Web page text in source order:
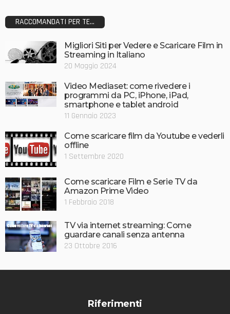
RACCOMANDATI PER TE...
Migliori Siti per Vedere e Scaricare Film in
Streaming in Italiano
20 Maggio 2024
Video Mediaset: come rivedere i
programmi da PC, iPhone, iPad,
smartphone e tablet android
11 Gennaio 2023
Come scaricare film da Youtube e vederli
offline
1 Settembre 2020
Come scaricare Film e Serie TV da
Amazon Prime Video
1 Febbraio 2018
TV via internet streaming: Come
guardare canali senza antenna
23 Ottobre 2016
Riferimenti